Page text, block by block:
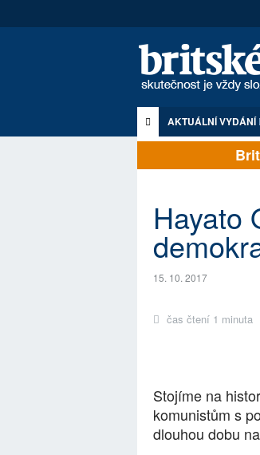
AKTUÁLNÍ VYDÁNÍ
Hayato
15. 10. 2017
čas čtení 1 minuta
Stojíme na
komunistům s
dlouhou dobu